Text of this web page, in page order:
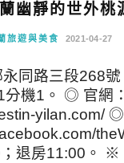
幽靜的世外桃
旅遊與美食 2021-04-27
同路三段268號
機1。 ◎ 官網：
yilan.com/ ◎
退房11:00。 ※